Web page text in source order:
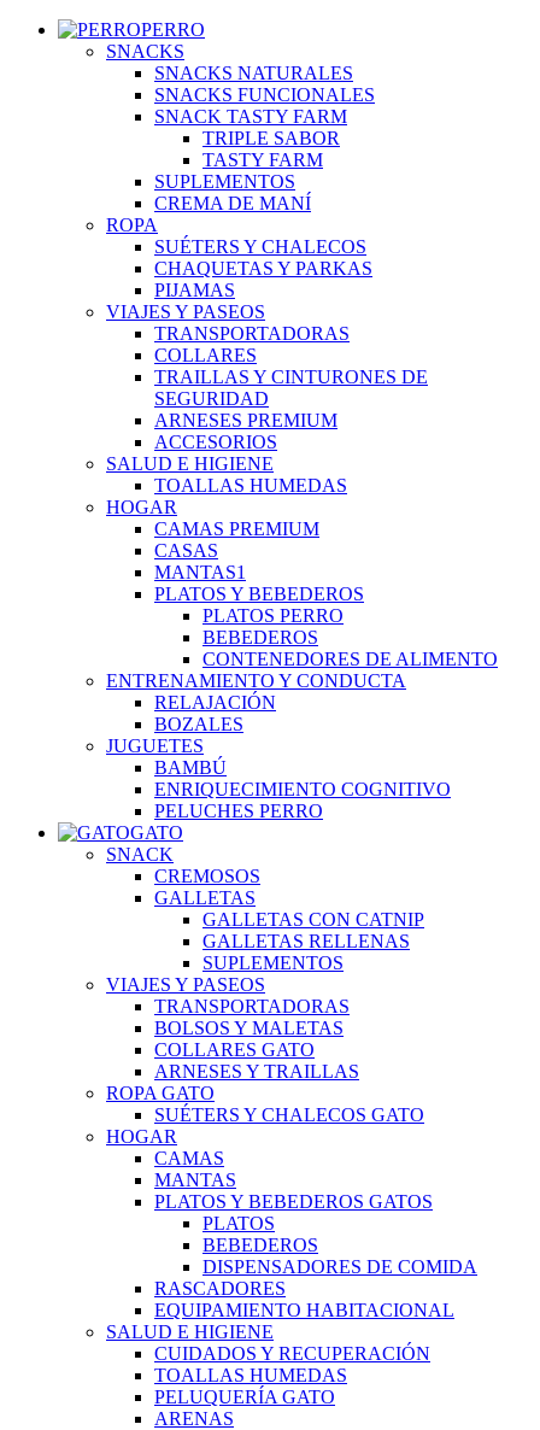
PERRO
SNACKS
SNACKS NATURALES
SNACKS FUNCIONALES
SNACK TASTY FARM
TRIPLE SABOR
TASTY FARM
SUPLEMENTOS
CREMA DE MANÍ
ROPA
SUÉTERS Y CHALECOS
CHAQUETAS Y PARKAS
PIJAMAS
VIAJES Y PASEOS
TRANSPORTADORAS
COLLARES
TRAILLAS Y CINTURONES DE
SEGURIDAD
ARNESES PREMIUM
ACCESORIOS
SALUD E HIGIENE
TOALLAS HUMEDAS
HOGAR
CAMAS PREMIUM
CASAS
MANTAS1
PLATOS Y BEBEDEROS
PLATOS PERRO
BEBEDEROS
CONTENEDORES DE ALIMENTO
ENTRENAMIENTO Y CONDUCTA
RELAJACIÓN
BOZALES
JUGUETES
BAMBÚ
ENRIQUECIMIENTO COGNITIVO
PELUCHES PERRO
GATO
SNACK
CREMOSOS
GALLETAS
GALLETAS CON CATNIP
GALLETAS RELLENAS
SUPLEMENTOS
VIAJES Y PASEOS
TRANSPORTADORAS
BOLSOS Y MALETAS
COLLARES GATO
ARNESES Y TRAILLAS
ROPA GATO
SUÉTERS Y CHALECOS GATO
HOGAR
CAMAS
MANTAS
PLATOS Y BEBEDEROS GATOS
PLATOS
BEBEDEROS
DISPENSADORES DE COMIDA
RASCADORES
EQUIPAMIENTO HABITACIONAL
SALUD E HIGIENE
CUIDADOS Y RECUPERACIÓN
TOALLAS HUMEDAS
PELUQUERÍA GATO
ARENAS